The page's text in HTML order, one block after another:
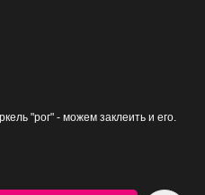
"рог" - можем заклеить и его.